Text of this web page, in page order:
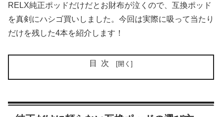
RELX純正ポッドだけだとお財布が泣くので、互換ポッド
を真剣にハシゴ買いしました。今回は実際に吸って当たり
だけを残した4本を紹介します！
目次